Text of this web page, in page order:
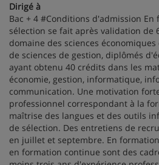
Dirigé à
Bac + 4 #Conditions d'admission
sélection se fait après validation de
domaine des sciences
de sciences de gestion, diplômés
ayant obtenu 40 crédits dans les
économie, gestion, informatique,
communication. Une motivation
professionnel correspondant à la
maîtrise des langues et des outils
de sélection. Des entretiens de
en juillet et septembre. En
en formation continue sont des